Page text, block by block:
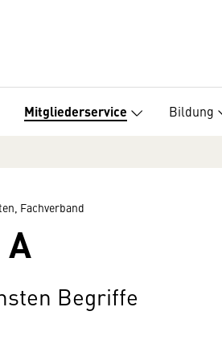
Mitgliederservice Bildung
Fachverband
Begriffe